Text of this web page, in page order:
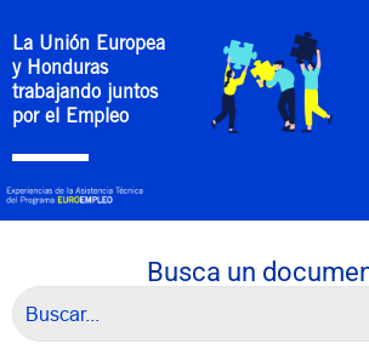
La Unión Europea
y Honduras
trabajando juntos
por el Empleo
Busca un